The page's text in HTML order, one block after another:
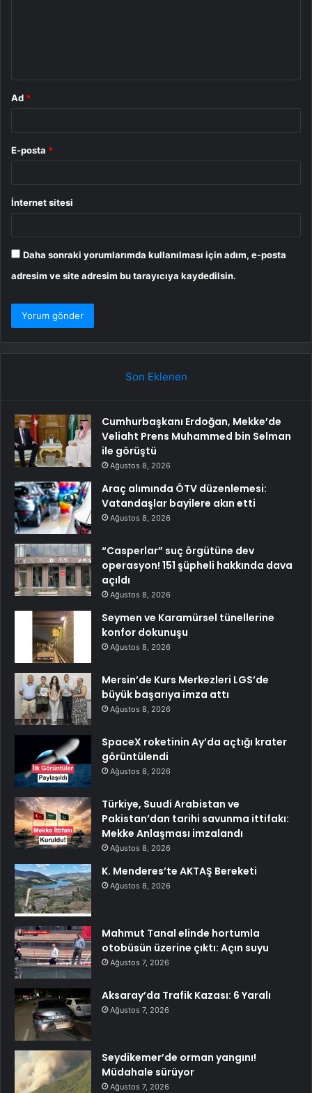
Ad *
E-posta *
İnternet sitesi
Daha sonraki yorumlarımda kullanılması için adım, e-posta
adresim ve site adresim bu tarayıcıya kaydedilsin.
Son Eklenen
Cumhurbaşkanı Erdoğan, Mekke’de
Veliaht Prens Muhammed bin Selman
ile görüştü
Ağustos 8, 2026
Araç alımında ÖTV düzenlemesi:
Vatandaşlar bayilere akın etti
Ağustos 8, 2026
“Casperlar” suç örgütüne dev
operasyon! 151 şüpheli hakkında dava
açıldı
Ağustos 8, 2026
Seymen ve Karamürsel tünellerine
konfor dokunuşu
Ağustos 8, 2026
Mersin’de Kurs Merkezleri LGS’de
büyük başarıya imza attı
Ağustos 8, 2026
SpaceX roketinin Ay’da açtığı krater
görüntülendi
Ağustos 8, 2026
Türkiye, Suudi Arabistan ve
Pakistan’dan tarihi savunma ittifakı:
Mekke Anlaşması imzalandı
Ağustos 8, 2026
K. Menderes’te AKTAŞ Bereketi
Ağustos 8, 2026
Mahmut Tanal elinde hortumla
otobüsün üzerine çıktı: Açın suyu
Ağustos 7, 2026
Aksaray’da Trafik Kazası: 6 Yaralı
Ağustos 7, 2026
Seydikemer’de orman yangını!
Müdahale sürüyor
Ağustos 7, 2026